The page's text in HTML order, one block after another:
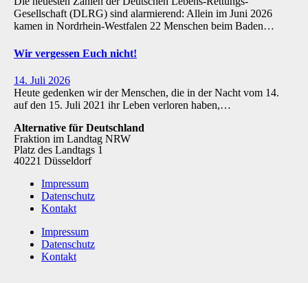
Gesellschaft (DLRG) sind alarmierend: Allein im Juni 2026
kamen in Nordrhein-Westfalen 22 Menschen beim Baden…
Wir vergessen Euch nicht!
14. Juli 2026
Heute gedenken wir der Menschen, die in der Nacht vom 14.
auf den 15. Juli 2021 ihr Leben verloren haben,…
Alternative für Deutschland
Fraktion im Landtag NRW
Platz des Landtags 1
40221 Düsseldorf
Impressum
Datenschutz
Kontakt
Impressum
Datenschutz
Kontakt